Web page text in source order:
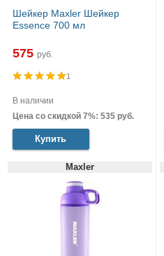
Шейкер Maxler Шейкер
Essence 700 мл
575 руб.
1
В наличии
Цена со скидкой 7%: 535 руб.
Купить
Maxler